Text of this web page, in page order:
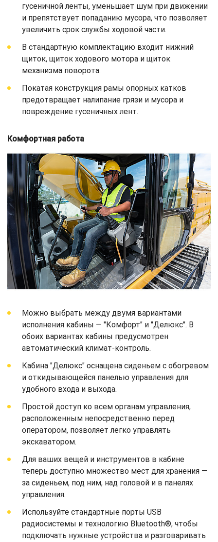
гусеничной ленты, уменьшает шум при движении
и препятствует попаданию мусора, что позволяет
увеличить срок службы ходовой части.
В стандартную комплектацию входит нижний
щиток, щиток ходового мотора и щиток
механизма поворота.
Покатая конструкция рамы опорных катков
предотвращает налипание грязи и мусора и
повреждение гусеничных лент.
Комфортная работа
Можно выбрать между двумя вариантами
исполнения кабины — "Комфорт" и "Делюкс". В
обоих вариантах кабины предусмотрен
автоматический климат-контроль.
Кабина "Делюкс" оснащена сиденьем с обогревом
и откидывающейся панелью управления для
удобного входа и выхода.
Простой доступ ко всем органам управления,
расположенным непосредственно перед
оператором, позволяет легко управлять
экскаватором.
Для ваших вещей и инструментов в кабине
теперь доступно множество мест для хранения —
за сиденьем, под ним, над головой и в панелях
управления.
Используйте стандартные порты USB
радиосистемы и технологию Bluetooth®, чтобы
подключать нужные устройства и разговаривать